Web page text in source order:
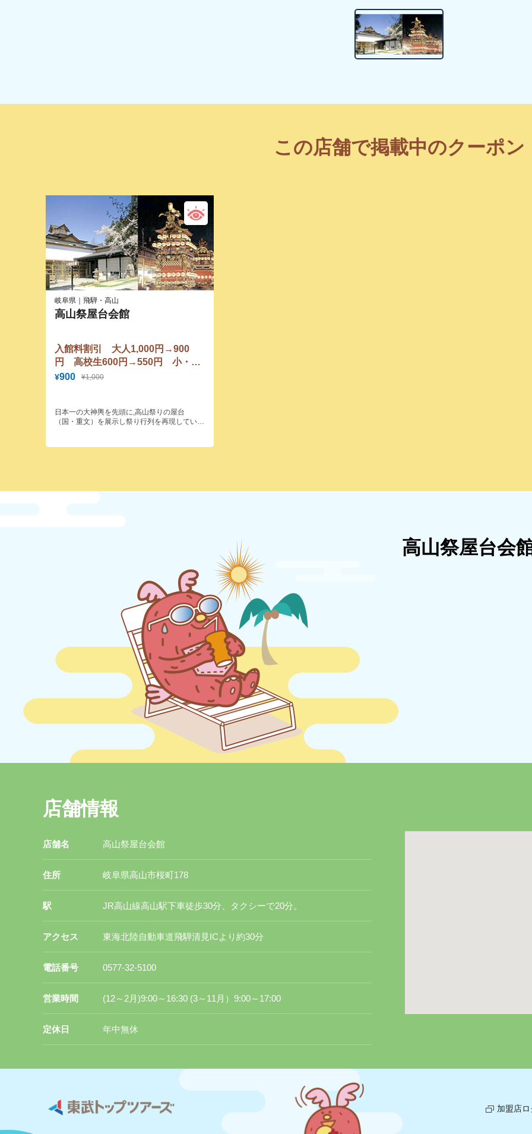
この店舗で掲載中のクーポン
岐阜県｜飛騨・高山
高山祭屋台会館
入館料割引 大人1,000円→900
円 高校生600円→550円 小・中
学生500円→450円
¥900 ¥1,000
日本一の大神輿を先頭に,高山祭りの屋台
（国・重文）を展示し祭り行列を再現してい
高山祭屋台会
店舗情報
店舗名 高山祭屋台会館
住所 岐阜県高山市桜町178
駅 JR高山線高山駅下車徒歩30分、タクシーで20分。
アクセス 東海北陸自動車道飛騨清見ICより約30分
電話番号 0577-32-5100
営業時間 (12～2月)9:00～16:30 (3～11月）9:00～17:00
定休日 年中無休
加盟店